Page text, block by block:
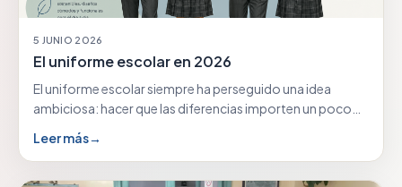
5 JUNIO 2026
El uniforme escolar en 2026
El uniforme escolar siempre ha perseguido una idea
ambiciosa: hacer que las diferencias importen un poco…
Leer más→